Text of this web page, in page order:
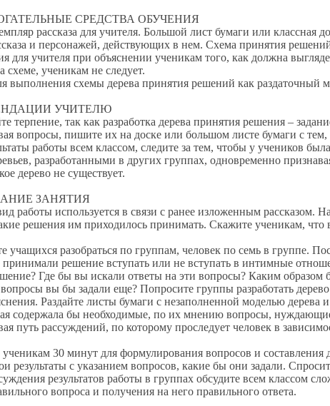
СРЕДСТВА ОБУЧЕНИЯ
рассказа для учителя. Большой лист бумаги или классная
и персонажей, действующих в нем. Схема принятия
для учителя при объяснении ученикам того, как должна
ученикам не следует.
схемы дерева принятия решений как раздаточный
УЧИТЕЛЮ
так как разработка дерева принятия решения –
вопросы, пишите их на доске или большом листе бумаги с
работы всем классом, следите за тем, чтобы у учеников
разработанными в других группах, одновременно
дерево не существует.
ЗАНЯТИЯ
используется в связи с ранее изложенным рассказом.
решения им приходилось принимать. Скажите ученикам, что
разобраться по группам, человек по семь в группе.
решение вступать или не вступать в интимные
Где бы вы искали ответы на эти вопросы? Каким образом
вопросы вы бы задали еще? Попросите группы разработать
Раздайте листы бумаги с незаполненной моделью дерева
содержала бы необходимые, по их мнению вопросы,
путь рассуждений, по которому проследует человек в
30 минут для формулирования вопросов и составления
результаты с указанием вопросов, какие бы они задали.
результатов работы в группах обсудите всем классом
вопроса и получения на него правильного ответа.